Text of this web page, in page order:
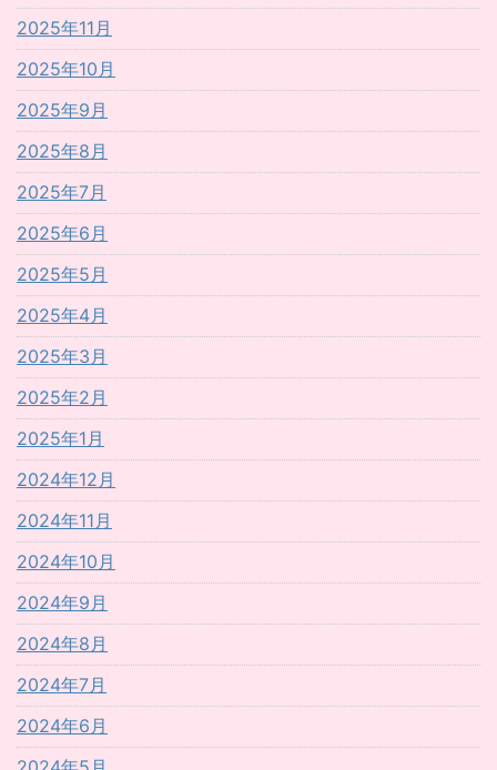
2025年11月
2025年10月
2025年9月
2025年8月
2025年7月
2025年6月
2025年5月
2025年4月
2025年3月
2025年2月
2025年1月
2024年12月
2024年11月
2024年10月
2024年9月
2024年8月
2024年7月
2024年6月